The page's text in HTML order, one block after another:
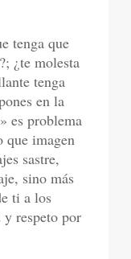
tenga que
¿te molesta
tenga
en la
es problema
que imagen
sastre,
sino más
ti a los
respeto por